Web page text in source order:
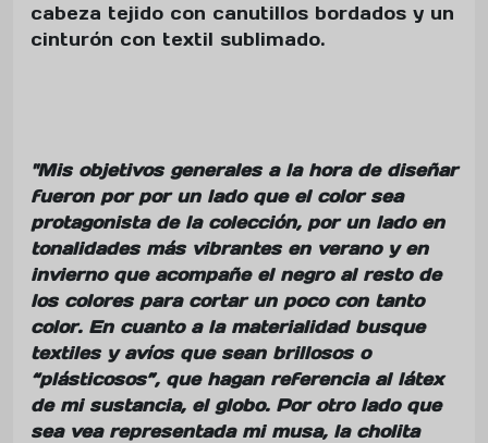
cabeza tejido con canutillos bordados y un
cinturón con textil sublimado.
"Mis objetivos generales a la hora de diseñar
fueron por por un lado que el color sea
protagonista de la colección, por un lado en
tonalidades más vibrantes en verano y en
invierno que acompañe el negro al resto de
los colores para cortar un poco con tanto
color. En cuanto a la materialidad busque
textiles y avíos que sean brillosos o
“plásticosos”, que hagan referencia al látex
de mi sustancia, el globo. Por otro lado que
sea vea representada mi musa, la cholita